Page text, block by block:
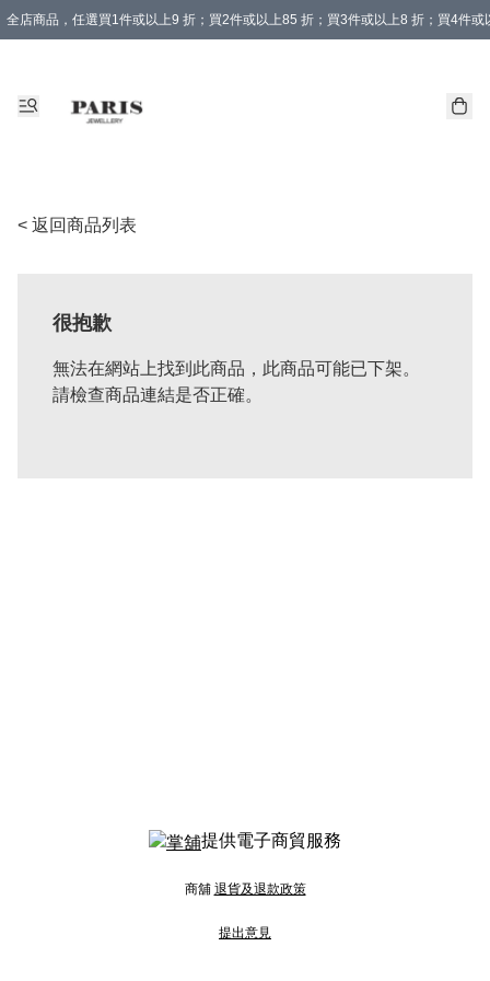
全店商品，任選買1件或以上9 折；買2件或以上85 折；買3件或以上8 折；買4件或
< 返回商品列表
很抱歉
無法在網站上找到此商品，此商品可能已下架。
請檢查商品連結是否正確。
提供電子商貿服務
商舖 退貨及退款政策
提出意見